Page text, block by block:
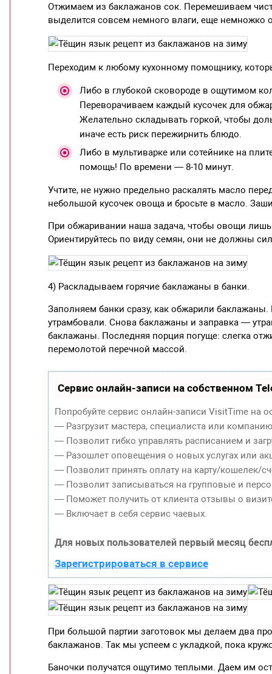
Отжимаем из баклажанов сок. Перемешиваем
выделится совсем немного влаги, еще
Переходим к любому кухонному помощнику,
Либо в глубокой сковороде в ощутимом
Переворачиваем каждый кусочек для
Желательно складывать горкой, чтобы
иначе есть риск пережирнить блюдо.
Либо в мультиварке или сотейнике на
помощь! По времени — 8-10 минут.
Учтите, не нужно предельно раскалять масло
небольшой кусочек овоща и бросьте в масло.
При обжаривании наша задача, чтобы овощи лишь
Ориентируйтесь по виду семян, они не должны
4) Раскладываем горячие баклажаны в банки.
Заполняем банки сразу, как обжарили
утрамбовали. Снова баклажаны и заправка —
баклажаны. Последняя порция погуще: слегка
перемолотой перечной массой.
Сервис онлайн-записи на собственном
Попробуйте сервис онлайн-записи VisitTime на
— Разгрузит мастера, специалиста или
— Позволит гибко управлять расписанием и
— Разошлет оповещения о новых услугах или
— Позволит принять оплату на карту/кошелек/
— Позволит записываться на групповые и
— Поможет получить от клиента отзывы о
— Включает в себя сервис чаевых.
Для новых пользователей первый месяц
Зарегистрироваться в сервисе
При большой партии заготовок мы делаем два
баклажанов. Так мы успеем с укладкой, пока
Баночки получатся ощутимо теплыми. Даем им